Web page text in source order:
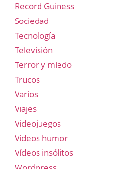
Record Guiness
Sociedad
Tecnología
Televisión
Terror y miedo
Trucos
Varios
Viajes
Videojuegos
Vídeos humor
Vídeos insólitos